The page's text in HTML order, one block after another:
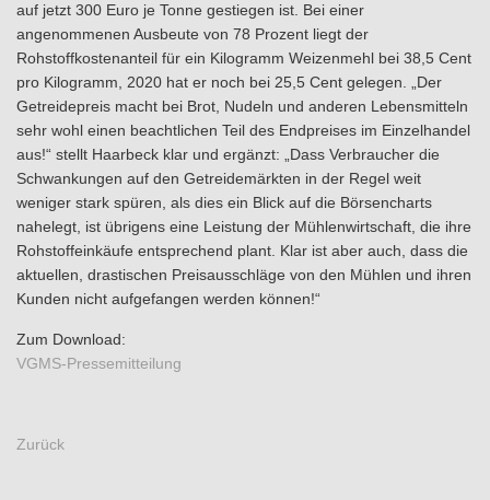
auf jetzt 300 Euro je Tonne gestiegen ist. Bei einer
angenommenen Ausbeute von 78 Prozent liegt der
Rohstoffkostenanteil für ein Kilogramm Weizenmehl bei 38,5 Cent
pro Kilogramm, 2020 hat er noch bei 25,5 Cent gelegen. „Der
Getreidepreis macht bei Brot, Nudeln und anderen Lebensmitteln
sehr wohl einen beachtlichen Teil des Endpreises im Einzelhandel
aus!“ stellt Haarbeck klar und ergänzt: „Dass Verbraucher die
Schwankungen auf den Getreidemärkten in der Regel weit
weniger stark spüren, als dies ein Blick auf die Börsencharts
nahelegt, ist übrigens eine Leistung der Mühlenwirtschaft, die ihre
Rohstoffeinkäufe entsprechend plant. Klar ist aber auch, dass die
aktuellen, drastischen Preisausschläge von den Mühlen und ihren
Kunden nicht aufgefangen werden können!“
Zum Download:
VGMS-Pressemitteilung
Zurück